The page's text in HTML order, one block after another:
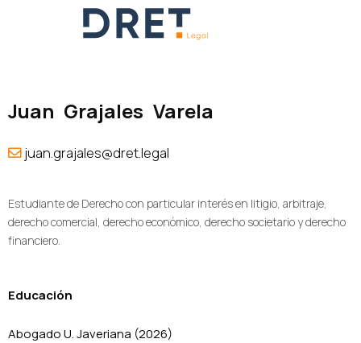
Juan Grajales Varela
juan.grajales@dret.legal
Estudiante de Derecho con particular interés en litigio, arbitraje,
derecho comercial, derecho económico, derecho societario y derecho
financiero.
Educación
Abogado U. Javeriana (2026)